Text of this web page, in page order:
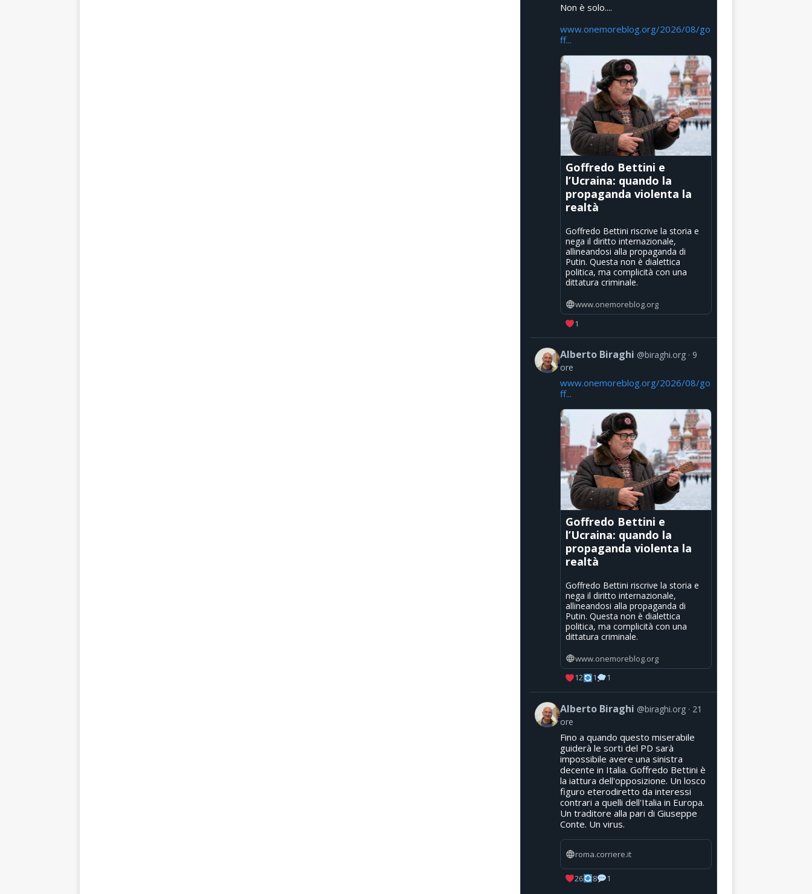
Non è solo....
www.onemoreblog.org/2026/08/go
ff...
Goffredo Bettini e
l’Ucraina: quando la
propaganda violenta la
realtà
Goffredo Bettini riscrive la storia e
nega il diritto internazionale,
allineandosi alla propaganda di
Putin. Questa non è dialettica
politica, ma complicità con una
dittatura criminale.
www.onemoreblog.org
1
Alberto Biraghi @biraghi.org
9
ore
www.onemoreblog.org/2026/08/go
ff...
Goffredo Bettini e
l’Ucraina: quando la
propaganda violenta la
realtà
Goffredo Bettini riscrive la storia e
nega il diritto internazionale,
allineandosi alla propaganda di
Putin. Questa non è dialettica
politica, ma complicità con una
dittatura criminale.
www.onemoreblog.org
12
1 1
Alberto Biraghi @biraghi.org
21
ore
Fino a quando questo miserabile
guiderà le sorti del PD sarà
impossibile avere una sinistra
decente in Italia. Goffredo Bettini è
la iattura dell'opposizione. Un losco
figuro eterodiretto da interessi
contrari a quelli dell'Italia in Europa.
Un traditore alla pari di Giuseppe
Conte. Un virus.
roma.corriere.it
26 8 1